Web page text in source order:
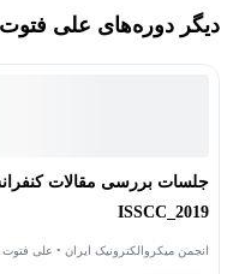
دیگر دوره‌های علی
جلسات بررسی مقالات
ISSCC_2019
انجمن میکروالکترونیک ایران • علی فتوت